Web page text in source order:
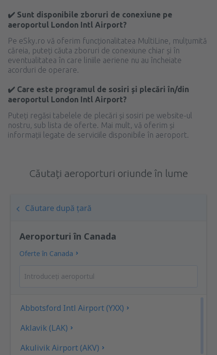
✔️ Sunt disponibile zboruri de conexiune pe
aeroportul London Intl Airport?
Pe eSky.ro vă oferim funcționalitatea MultiLine, mulțumită
căreia, puteți căuta zboruri de conexiune chiar și în
eventualitatea în care liniile aeriene nu au încheiate
acorduri de operare.
✔️ Care este programul de sosiri și plecări în/din
aeroportul London Intl Airport?
Puteți regăsi tabelele de plecări și sosiri pe website-ul
nostru, sub lista de oferte. Mai mult, vă oferim și
informații legate de serviciile disponibile în aeroport.
Căutați aeroporturi oriunde în lume
Căutare după țară
Aeroporturi în Canada
Oferte în Canada
Abbotsford Intl Airport (YXX)
Aklavik (LAK)
Akulivik Airport (AKV)